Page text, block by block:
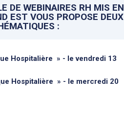
DE WEBINAIRES RH MIS EN
EST VOUS PROPOSE DEUX
:
Hospitalière » - le vendredi 13
Hospitalière » - le mercredi 20